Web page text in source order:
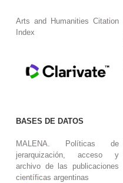
Arts and Humanities Citation
Index
BASES DE DATOS
MALENA. Políticas de
jerarquización, acceso y
archivo de las publicaciones
científicas argentinas